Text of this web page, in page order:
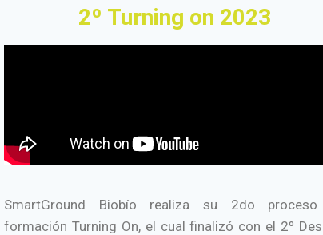
2º Turning on 2023
SmartGround Biobío realiza su 2do
formación Turning On, el cual finalizó con el 2º